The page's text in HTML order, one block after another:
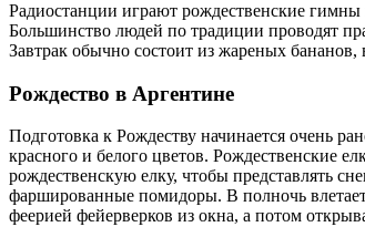
Радиостанции играют рождественские
Большинство людей по традиции проводят
Завтрак обычно состоит из жареных
Рождество в Аргентине
Подготовка к Рождеству начинается очень
красного и белого цветов. Рождественские
рождественскую елку, чтобы представлять
фаршированные помидоры. В полночь влетает
феерией фейерверков из окна, а потом